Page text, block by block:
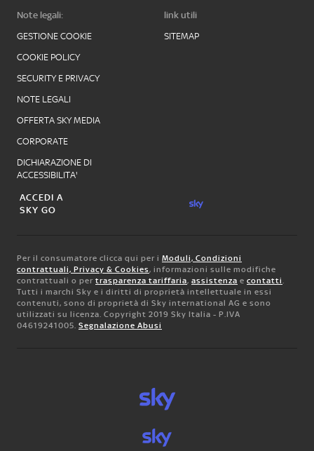
Note legali:
GESTIONE COOKIE
COOKIE POLICY
SECURITY E PRIVACY
NOTE LEGALI
OFFERTA SKY MEDIA
CORPORATE
DICHIARAZIONE DI
ACCESSIBILITA'
link utili
SITEMAP
ACCEDI A
SKY GO
Per il consumatore clicca qui per i Moduli, Condizioni
contrattuali, Privacy & Cookies, informazioni sulle modifiche
contrattuali o per trasparenza tariffaria, assistenza e contatti.
Tutti i marchi Sky e i diritti di proprietà intellettuale in essi
contenuti, sono di proprietà di Sky international AG e sono
utilizzati su licenza. Copyright 2019 Sky Italia - P.IVA
04619241005. Segnalazione Abusi